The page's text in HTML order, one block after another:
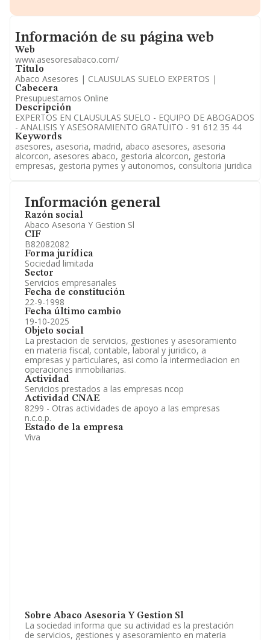
Información general
Razón social
Abaco Asesoria Y Gestion Sl
CIF
B82082082
Forma jurídica
Sociedad limitada
Sector
Servicios empresariales
Fecha de constitución
22-9-1998
Fecha último cambio
19-10-2025
Objeto social
La prestacion de servicios, gestiones y asesoramiento
en materia fiscal, contable, laboral y juridico, a
empresas y particulares, asi como la intermediacion en
operaciones inmobiliarias.
Actividad
Servicios prestados a las empresas ncop
Actividad CNAE
8299 - Otras actividades de apoyo a las empresas
n.c.o.p.
Estado de la empresa
Viva
Sobre Abaco Asesoria Y Gestion Sl
La sociedad informa que su actividad es la prestación
de servicios, gestiones y asesoramiento en materia
Información oficial y registral complementaria.
Informacion de su página web
Información de su página web
Web
www.asesoresabaco.com/
Titulo
Abaco Asesores | CLAUSULAS SUELO EXPERTOS |
Cabecera
Presupuestamos Online
Descripción
EXPERTOS EN CLAUSULAS SUELO - EQUIPO DE ABOGADOS
- ANALISIS Y ASESORAMIENTO GRATUITO - 91 612 35 44
Keywords
asesores, asesoria, madrid, abaco asesores, asesoria
alcorcon, asesores abaco, gestoria alcorcon, gestoria
empresas, gestoria pymes y autonomos, consultoria juridica